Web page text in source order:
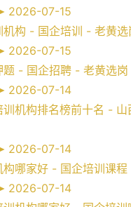
2026-07-15
机构 - 国企培训 - 老黄选
2026-07-15
题 - 国企招聘 - 老黄选岗
2026-07-14
训机构排名榜前十名 -
2026-07-14
构哪家好 - 国企培训课
2026-07-14